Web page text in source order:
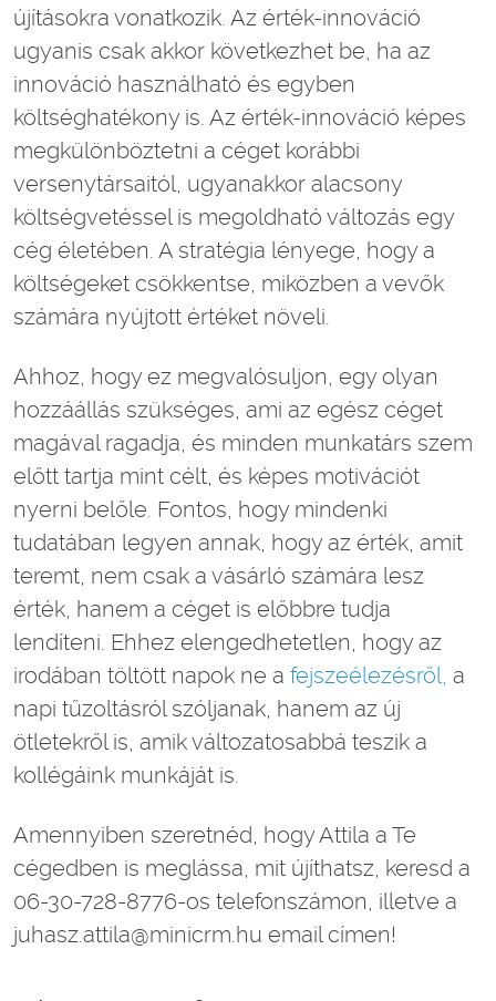
újításokra vonatkozik. Az érték-innováció
ugyanis csak akkor következhet be, ha az
innováció használható és egyben
költséghatékony is. Az érték-innováció képes
megkülönböztetni a céget korábbi
versenytársaitól, ugyanakkor alacsony
költségvetéssel is megoldható változás egy
cég életében. A stratégia lényege, hogy a
költségeket csökkentse, miközben a vevők
számára nyújtott értéket növeli.
Ahhoz, hogy ez megvalósuljon, egy olyan
hozzáállás szükséges, ami az egész céget
magával ragadja, és minden munkatárs szem
előtt tartja mint célt, és képes motivációt
nyerni belőle. Fontos, hogy mindenki
tudatában legyen annak, hogy az érték, amit
teremt, nem csak a vásárló számára lesz
érték, hanem a céget is előbbre tudja
lendíteni. Ehhez elengedhetetlen, hogy az
irodában töltött napok ne a fejszeélezésről, a
napi tűzoltásról szóljanak, hanem az új
ötletekről is, amik változatosabbá teszik a
kollégáink munkáját is.
Amennyiben szeretnéd, hogy Attila a Te
cégedben is meglássa, mit újíthatsz, keresd a
06-30-728-8776-os telefonszámon, illetve a
juhasz.attila@minicrm.hu email címen!